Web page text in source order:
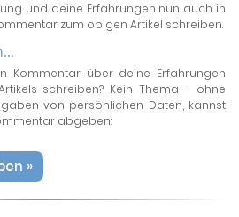
und deine Erfahrungen nun auch in
zum obigen Artikel schreiben.
Kommentar über deine Erfahrungen
schreiben? Kein Thema - ohne
von persönlichen Daten, kannst
abgeben:
»